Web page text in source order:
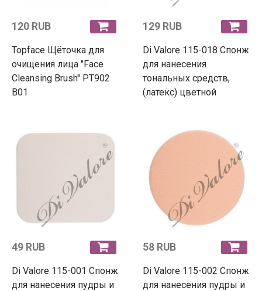
120 RUB
Topface Щёточка для
очищения лица "Face
Cleansing Brush" РТ902
В01
129 RUB
Di Valore 115-018 Спонж
для нанесения
тональных средств,
(латекс) цветной
49 RUB
Di Valore 115-001 Спонж
для нанесения пудры и
58 RUB
Di Valore 115-002 Спонж
для нанесения пудры и